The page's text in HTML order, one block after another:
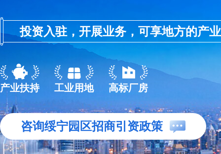
投资入驻，开展业务，可享地方的产
产业扶持 工业用地 高标厂房
咨询绥宁园区招商引资政策